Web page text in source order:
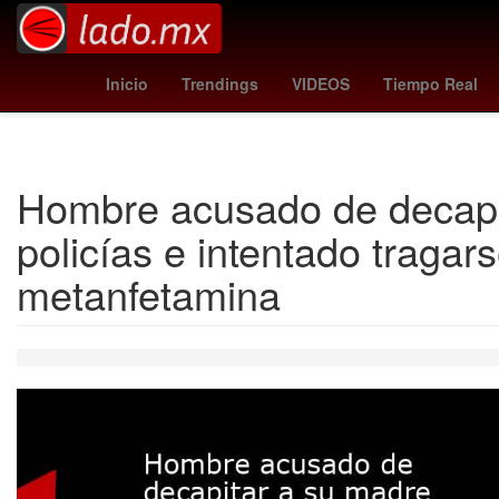
Inicio Trendings VIDEOS Tiempo Real
ley de amparo claudia sheinbaum real sociedad -
Hombre acusado de
policías e intentado
metanfetamina